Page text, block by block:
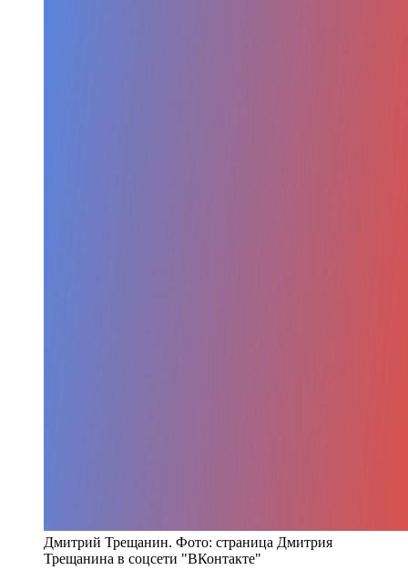
Дмитрий Трещанин. Фото: страница Дмитрия
Трещанина в соцсети "ВКонтакте"